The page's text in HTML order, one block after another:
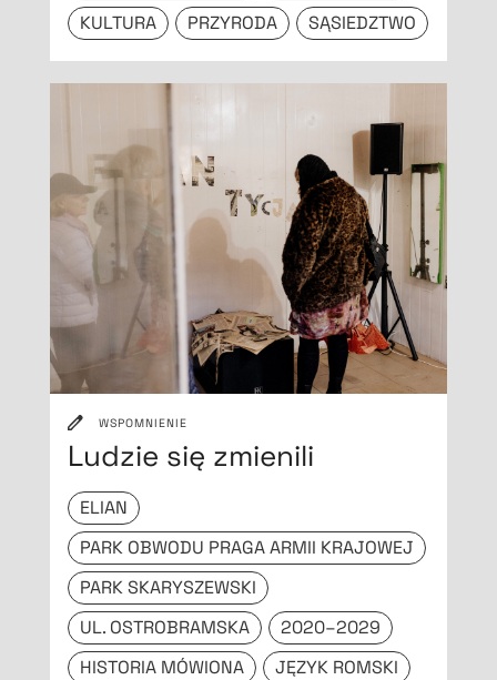
KULTURA
PRZYRODA SĄSIEDZTWO
WSPOMNIENIE
Ludzie się zmienili
ELIAN
PARK OBWODU PRAGA ARMII KRAJOWEJ
PARK SKARYSZEWSKI
UL. OSTROBRAMSKA
2020–2029
HISTORIA MÓWIONA
JĘZYK ROMSKI